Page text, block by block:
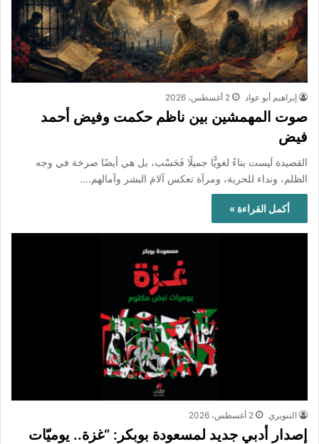
إبراهيم أبو عواد 2 أغسطس، 2026
صوت المهمشين بين ناظم حكمت وفيض أحمد
فيض
القصيدة لَيست بناءً لغويًّا جميلًا فَحَسْب، بل هي أيضًا صرخة في وجه
الظلم، ونداء للحرية، ومرآة تعكس آلامَ البشر وآمالهم.…
أكمل القراءة »
التنويري 2 أغسطس، 2026
إصدار أدبي جديد لمسعودة بوبكر: “غزة.. يوميّات